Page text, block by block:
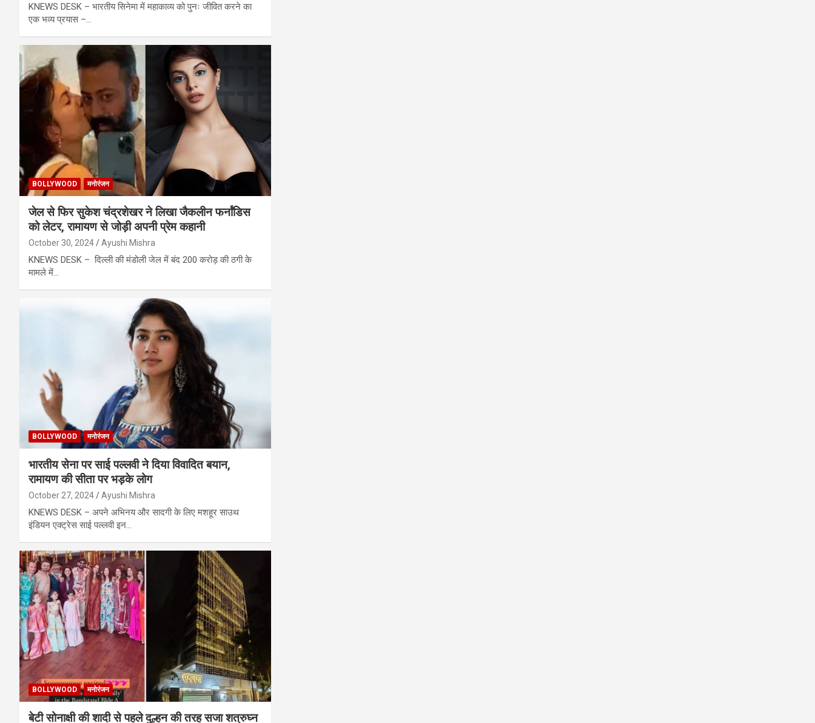
KNEWS DESK – भारतीय सिनेमा में महाकाव्य को पुनः जीवित करने का
एक भव्य प्रयास –…
BOLLYWOOD मनोरंजन
जेल से फिर सुकेश चंद्रशेखर ने लिखा जैकलीन फर्नांडिस
को लेटर, रामायण से जोड़ी अपनी प्रेम कहानी
October 30, 2024 Ayushi Mishra
KNEWS DESK – दिल्ली की मंडोली जेल में बंद 200 करोड़ की ठगी के
मामले में…
BOLLYWOOD मनोरंजन
भारतीय सेना पर साई पल्लवी ने दिया विवादित बयान,
रामायण की सीता पर भड़के लोग
October 27, 2024 Ayushi Mishra
KNEWS DESK – अपने अभिनय और सादगी के लिए मशहूर साउथ
इंडियन एक्ट्रेस साई पल्लवी इन…
BOLLYWOOD मनोरंजन
बेटी सोनाक्षी की शादी से पहले दुल्हन की तरह सजा शत्रुघ्न